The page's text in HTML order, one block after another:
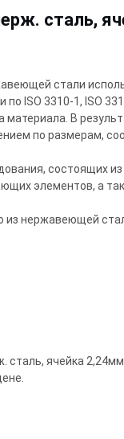
сталь,
стали
ISO 3310-1, ISO
В
по размерам,
состоящих
элементов, а
из нержавеющей
сталь, ячейка